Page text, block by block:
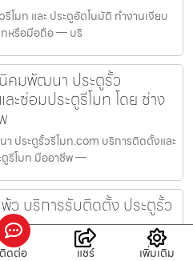
โมท และ ประตูอัตโนมัติ ทำงานเงียบ
ทหรือมือถือ — บริ
นิคมพัฒนา ประตูรั้ว
ะซ่อมประตูรีโมท โดย ช่าง
ประตูรั้วรีโมท.com บริการติดตั้งและ
ตูรีโมท มืออาชีพ —
ว บริการรับติดตั้ง ประตูรั้ว
ถูก
ย และ ติดตั้ง ประตูรั้วรีโมท ประตู
ติดต่อ แชร์ เพิ่มเติม